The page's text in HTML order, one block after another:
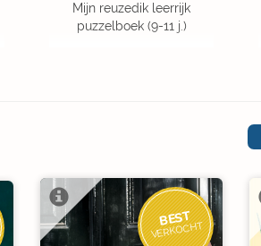
Mijn reuzedik leerrijk
puzzelboek (9-11 j.)
BEST
VERKOCHT